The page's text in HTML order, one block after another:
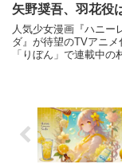
矢野奨吾、羽花役
加那
人気少女漫画『ハニー
ダ』が待望のTVアニメ
「りぼん」で連載中の
ダ』の豪華声優陣を一
メインキャストの詳細
していきましょう。